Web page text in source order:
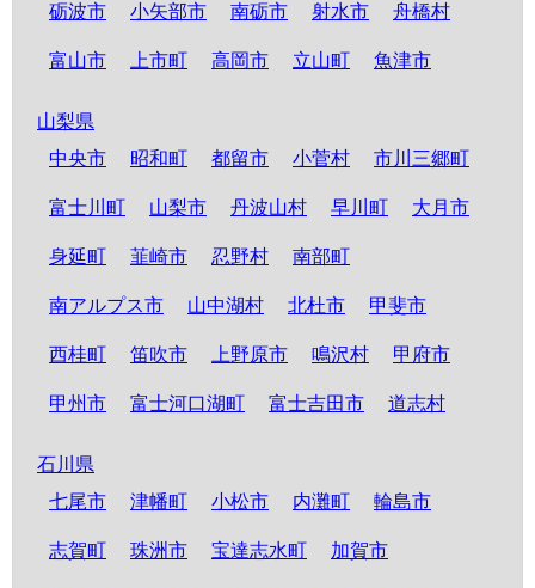
砺波市 小矢部市 南砺市 射水市 舟橋村
富山市 上市町 高岡市 立山町 魚津市
山梨県
中央市
昭和町 都留市 小菅村 市川三郷町
富士川町 山梨市 丹波山村 早川町 大月市
身延町 韮崎市 忍野村 南部町
南アルプス市 山中湖村 北杜市 甲斐市
西桂町 笛吹市 上野原市 鳴沢村 甲府市
甲州市 富士河口湖町 富士吉田市 道志村
石川県
七尾市
津幡町 小松市 内灘町 輪島市
志賀町 珠洲市 宝達志水町 加賀市